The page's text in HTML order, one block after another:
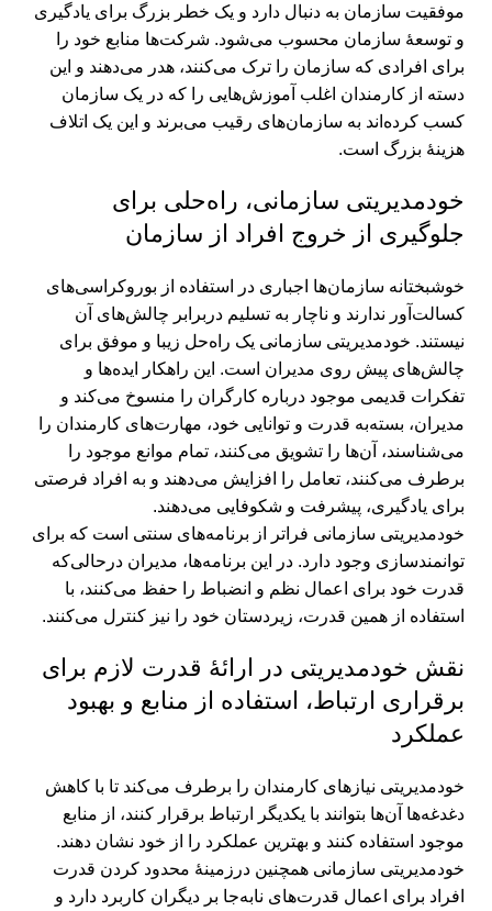
موفقیت سازمان به دنبال دارد و یک خطر بزرگ برای یادگیری
و توسعۀ سازمان محسوب می‌شود. شرکت‌ها منابع خود را
برای افرادی که سازمان را ترک می‌کنند، هدر می‌دهند و این
دسته از کارمندان اغلب آموزش‌هایی را که در یک سازمان
کسب کرده‌اند به سازمان‌های رقیب می‌برند و این یک اتلاف
هزینۀ بزرگ است.
خودمدیریتی سازمانی، راه‌حلی برای
جلوگیری از خروج افراد از سازمان
خوشبختانه سازمان‌ها اجباری در استفاده از بوروکراسی‌های
کسالت‌آور ندارند و ناچار به تسلیم دربرابر چالش‌های آن
نیستند. خودمدیریتی سازمانی یک راه‌حل زیبا و موفق برای
چالش‌های پیش روی مدیران است. این راهکار ایده‌ها و
تفکرات قدیمی موجود درباره کارگران را منسوخ می‌کند و
مدیران، بسته‌به قدرت و توانایی خود، مهارت‌های کارمندان را
می‌شناسند، آن‌ها را تشویق می‌کنند، تمام موانع موجود را
برطرف می‌کنند، تعامل‌ را افزایش می‌دهند و به افراد فرصتی
برای یادگیری، پیشرفت و شکوفایی می‌دهند.
خودمدیریتی سازمانی فراتر از برنامه‌های سنتی است که برای
توانمندسازی وجود دارد. در این برنامه‌ها، مدیران درحالی‌که
قدرت خود برای اعمال نظم و انضباط را حفظ می‌کنند، با
استفاده از همین قدرت، زیردستان خود را نیز کنترل می‌کنند.
نقش خودمدیریتی در ارائۀ قدرت لازم برای
برقراری ارتباط، استفاده از منابع و بهبود
عملکرد
خودمدیریتی نیازهای کارمندان را برطرف می‌کند تا با کاهش
دغدغه‌ها آن‌ها بتوانند با یکدیگر ارتباط برقرار کنند، از منابع
موجود استفاده کنند و بهترین عملکرد را از خود نشان دهند.
خودمدیریتی سازمانی همچنین درزمینۀ محدود کردن قدرت
افراد برای اعمال قدرت‌های نابه‌جا بر دیگران کاربرد دارد و